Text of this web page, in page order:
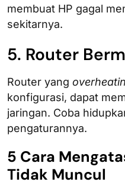
membuat HP gagal
sekitarnya.
5. Router
Router yang
konfigurasi, dapat
jaringan. Coba
pengaturannya.
5 Cara
Tidak Muncul